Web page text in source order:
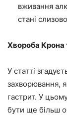
вживання
стані
Хвороба Крона
У статті
захворювання,
гастрит. У
бути ще більш